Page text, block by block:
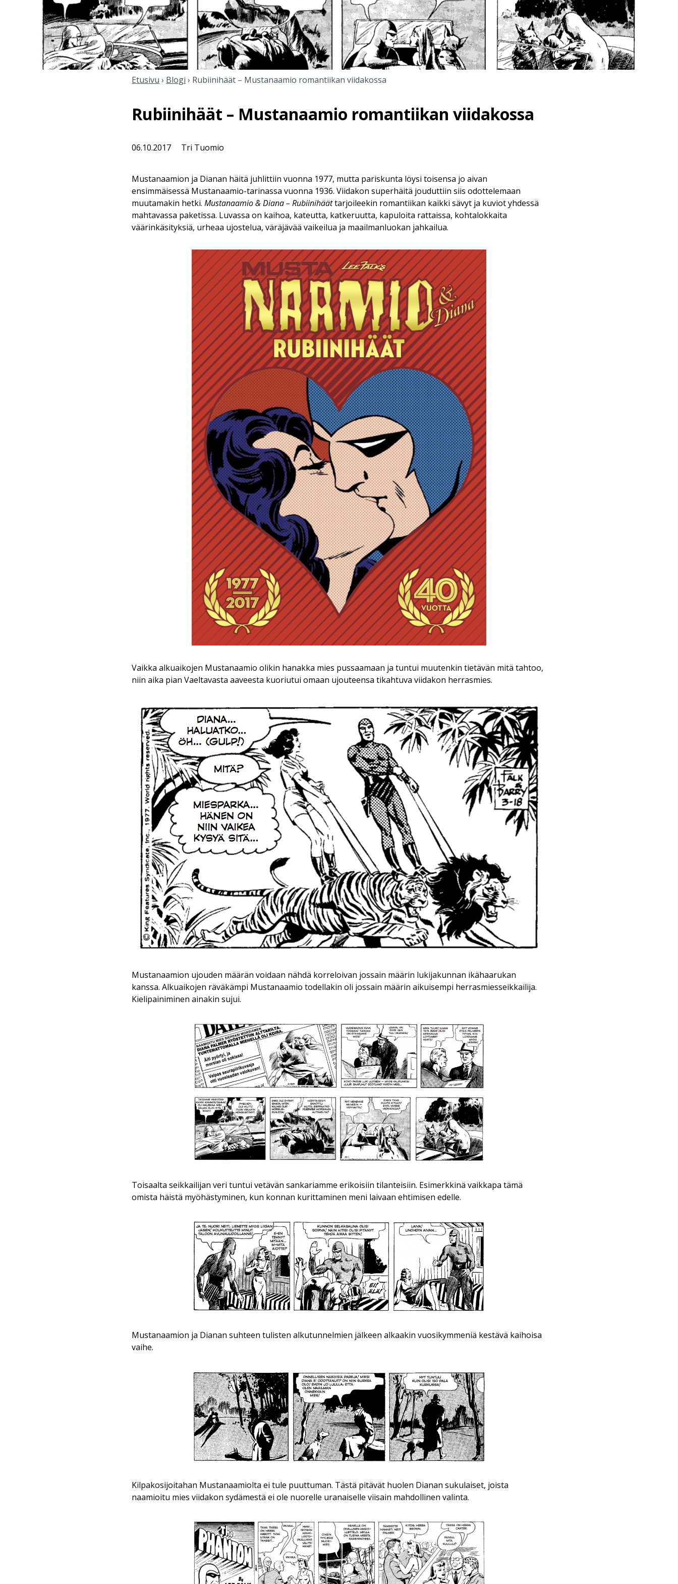
Etusivu › Blogi › Rubiinihäät – Mustanaamio romantiikan viidakossa
Rubiinihäät – Mustanaamio romantiikan viidakossa
06.10.2017 Tri Tuomio
Mustanaamion ja Dianan häitä juhlittiin vuonna 1977, mutta pariskunta löysi toisensa jo aivan
ensimmäisessä Mustanaamio-tarinassa vuonna 1936. Viidakon superhäitä jouduttiin siis odottelemaan
muutamakin hetki.Mustanaamio & Diana – Rubiinihäättarjoileekin romantiikan kaikki sävyt ja kuviot yhdessä
mahtavassa paketissa. Luvassa on kaihoa, kateutta, katkeruutta, kapuloita rattaissa, kohtalokkaita
väärinkäsityksiä, urheaa ujostelua, väräjävää vaikeilua ja maailmanluokan jahkailua.
Vaikka alkuaikojen Mustanaamio olikin hanakka mies pussaamaan ja tuntui muutenkin tietävän mitä tahtoo,
niin aika pian Vaeltavasta aaveesta kuoriutui omaan ujouteensa tikahtuva viidakon herrasmies.
Mustanaamion ujouden määrän voidaan nähdä korreloivan jossain määrin lukijakunnan ikähaarukan
kanssa. Alkuaikojen räväkämpi Mustanaamio todellakin oli jossain määrin aikuisempi herrasmiesseikkailija.
Kielipainiminen ainakin sujui.
Toisaalta seikkailijan veri tuntui vetävän sankariamme erikoisiin tilanteisiin. Esimerkkinä vaikkapa tämä
omista häistä myöhästyminen, kun konnan kurittaminen meni laivaan ehtimisen edelle.
Mustanaamion ja Dianan suhteen tulisten alkutunnelmien jälkeen alkaakin vuosikymmeniä kestävä kaihoisa
vaihe.
Kilpakosijoitahan Mustanaamiolta ei tule puuttuman. Tästä pitävät huolen Dianan sukulaiset, joista
naamioitu mies viidakon sydämestä ei ole nuorelle uranaiselle viisain mahdollinen valinta.